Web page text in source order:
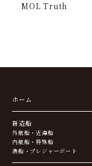
MOL Truth
ホーム
新造船
外航船・近海船
内航船・特殊船
漁船・プレジャーボート